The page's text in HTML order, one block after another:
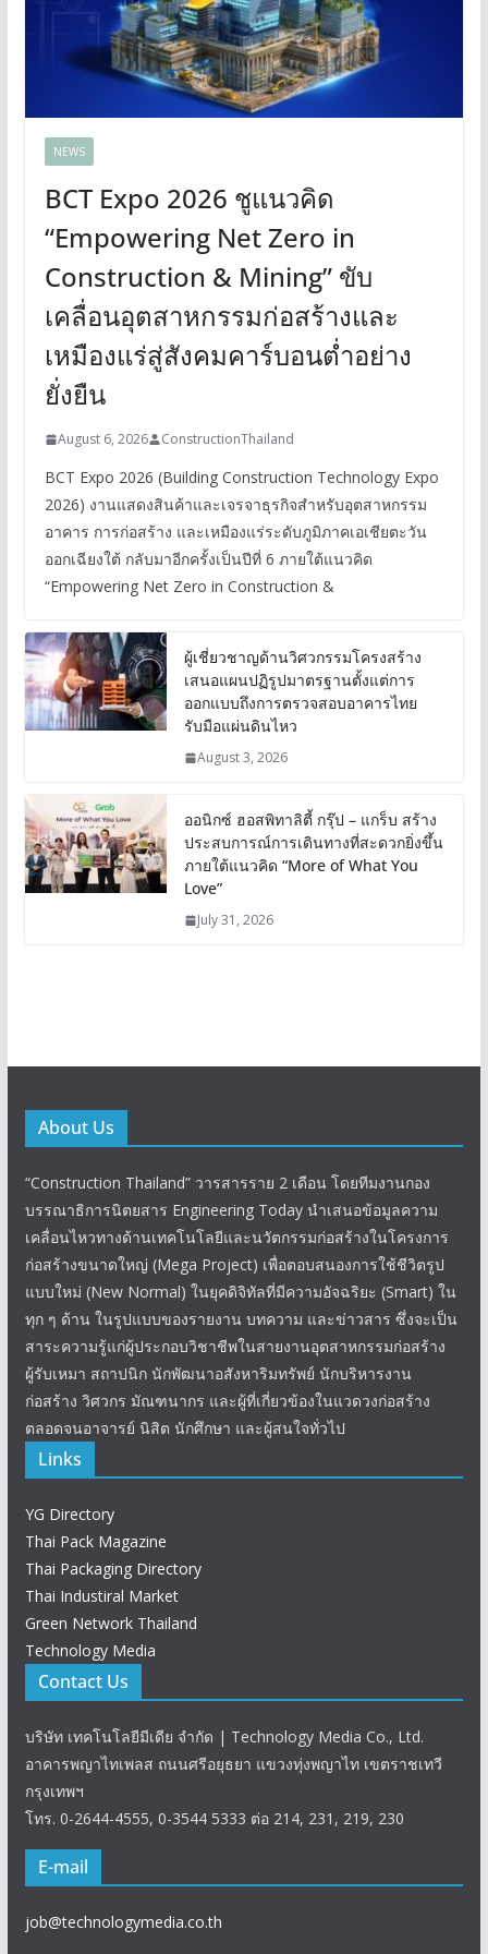
NEWS
BCT Expo 2026 ชูแนวคิด
“Empowering Net Zero in
Construction & Mining” ขับ
เคลื่อนอุตสาหกรรมก่อสร้างและ
เหมืองแร่สู่สังคมคาร์บอนต่ำอย่าง
ยั่งยืน
August 6, 2026 ConstructionThailand
BCT Expo 2026 (Building Construction Technology Expo
2026) งานแสดงสินค้าและเจรจาธุรกิจสำหรับอุตสาหกรรม
อาคาร การก่อสร้าง และเหมืองแร่ระดับภูมิภาคเอเชียตะวัน
ออกเฉียงใต้ กลับมาอีกครั้งเป็นปีที่ 6 ภายใต้แนวคิด
“Empowering Net Zero in Construction &
ผู้เชี่ยวชาญด้านวิศวกรรมโครงสร้าง
เสนอแผนปฏิรูปมาตรฐานตั้งแต่การ
ออกแบบถึงการตรวจสอบอาคารไทย
รับมือแผ่นดินไหว
August 3, 2026
ออนิกซ์ ฮอสพิทาลิตี้ กรุ๊ป – แกร็บ สร้าง
ประสบการณ์การเดินทางที่สะดวกยิ่งขึ้น
ภายใต้แนวคิด “More of What You
Love”
July 31, 2026
About Us
“Construction Thailand” วารสารราย 2 เดือน โดยทีมงานกอง
บรรณาธิการนิตยสาร Engineering Today นำเสนอข้อมูลความ
เคลื่อนไหวทางด้านเทคโนโลยีและนวัตกรรมก่อสร้างในโครงการ
ก่อสร้างขนาดใหญ่ (Mega Project) เพื่อตอบสนองการใช้ชีวิตรูป
แบบใหม่ (New Normal) ในยุคดิจิทัลที่มีความอัจฉริยะ (Smart) ใน
ทุก ๆ ด้าน ในรูปแบบของรายงาน บทความ และข่าวสาร ซึ่งจะเป็น
สาระความรู้แก่ผู้ประกอบวิชาชีพในสายงานอุตสาหกรรมก่อสร้าง
ผู้รับเหมา สถาปนิก นักพัฒนาอสังหาริมทรัพย์ นักบริหารงาน
ก่อสร้าง วิศวกร มัณฑนากร และผู้ที่เกี่ยวข้องในแวดวงก่อสร้าง
ตลอดจนอาจารย์ นิสิต นักศึกษา และผู้สนใจทั่วไป
Links
YG Directory
Thai Pack Magazine
Thai Packaging Directory
Thai Industiral Market
Green Network Thailand
Technology Media
Contact Us
บริษัท เทคโนโลยีมีเดีย จำกัด | Technology Media Co., Ltd.
อาคารพญาไทเพลส ถนนศรีอยุธยา แขวงทุ่งพญาไท เขตราชเทวี
กรุงเทพฯ
โทร. 0-2644-4555, 0-3544 5333 ต่อ 214, 231, 219, 230
E-mail
job@technologymedia.co.th